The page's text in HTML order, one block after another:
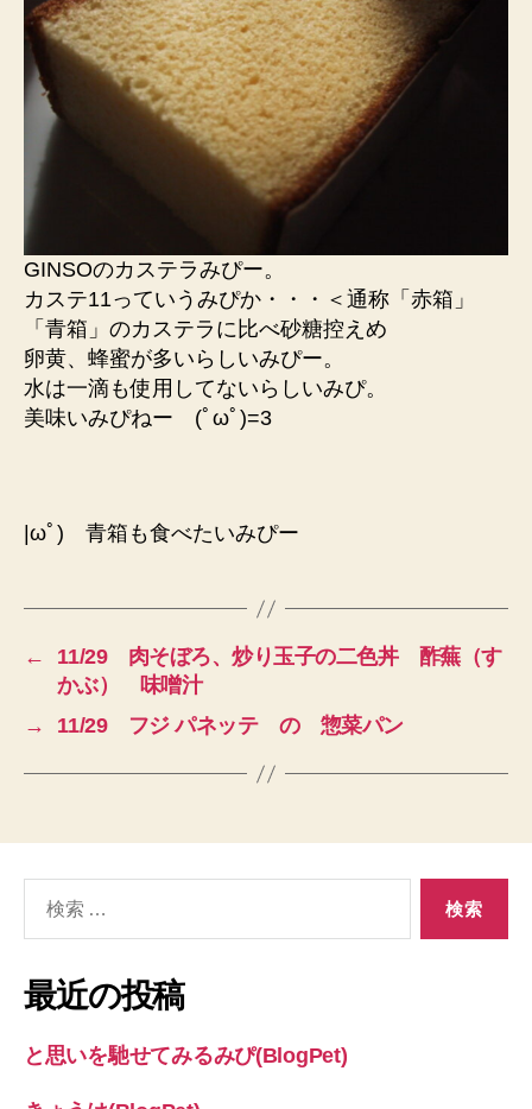
GINSOのカステラみぴー。
カステ11っていうみぴか・・・＜通称「赤箱」
「青箱」のカステラに比べ砂糖控えめ
卵黄、蜂蜜が多いらしいみぴー。
水は一滴も使用してないらしいみぴ。
美味いみぴねー (ﾟωﾟ)=3
|ωﾟ) 青箱も食べたいみぴー
←
11/29 肉そぼろ、炒り玉子の二色丼 酢蕪（す
かぶ） 味噌汁
→
11/29 フジ パネッテ の 惣菜パン
象:
最近の投稿
と思いを馳せてみるみぴ(BlogPet)